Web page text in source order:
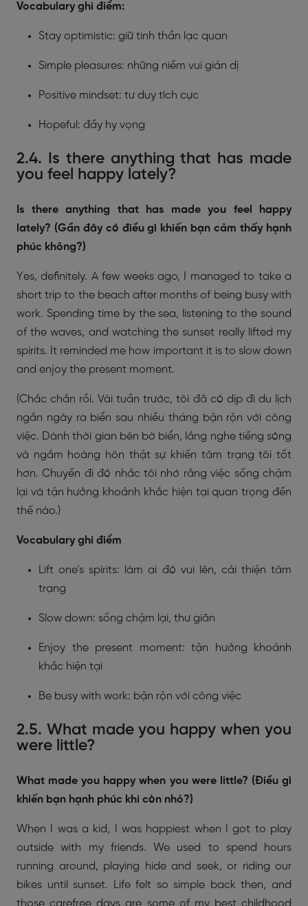
Vocabulary ghi điểm:
Stay optimistic: giữ tinh thần lạc quan
Simple pleasures: những niềm vui giản dị
Positive mindset: tư duy tích cực
Hopeful: đầy hy vọng
2.4. Is there anything that has made
you feel happy lately?
Is there anything that has made you feel happy
lately? (Gần đây có điều gì khiến bạn cảm thấy hạnh
phúc không?)
Yes, definitely. A few weeks ago, I managed to take a
short trip to the beach after months of being busy with
work. Spending time by the sea, listening to the sound
of the waves, and watching the sunset really lifted my
spirits. It reminded me how important it is to slow down
and enjoy the present moment.
(Chắc chắn rồi. Vài tuần trước, tôi đã có dịp đi du lịch
ngắn ngày ra biển sau nhiều tháng bận rộn với công
việc. Dành thời gian bên bờ biển, lắng nghe tiếng sóng
và ngắm hoàng hôn thật sự khiến tâm trạng tôi tốt
hơn. Chuyến đi đó nhắc tôi nhớ rằng việc sống chậm
lại và tận hưởng khoảnh khắc hiện tại quan trọng đến
thế nào.)
Vocabulary ghi điểm
Lift one’s spirits: làm ai đó vui lên, cải thiện tâm
trạng
Slow down: sống chậm lại, thư giãn
Enjoy the present moment: tận hưởng khoảnh
khắc hiện tại
Be busy with work: bận rộn với công việc
2.5. What made you happy when you
were little?
What made you happy when you were little? (Điều gì
khiến bạn hạnh phúc khi còn nhỏ?)
When I was a kid, I was happiest when I got to play
outside with my friends. We used to spend hours
running around, playing hide and seek, or riding our
bikes until sunset. Life felt so simple back then, and
those carefree days are some of my best childhood